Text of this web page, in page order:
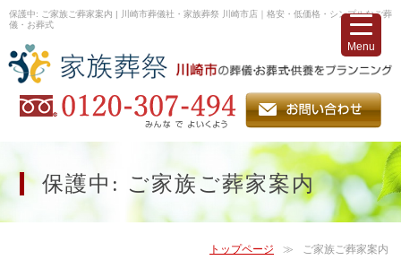
保護中: ご家族ご葬家案内 | 川崎市葬儀社・家族葬祭 川崎市店｜格安・低価格・シンプルなご葬
儀・お葬式
保護中: ご家族ご葬家案内
トップページ ご家族ご葬家案内
Menu